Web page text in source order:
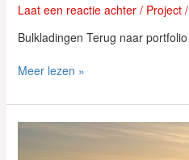
Laat een reactie achter / Project/
Bulkladingen Terug naar portfolio
Meer lezen »